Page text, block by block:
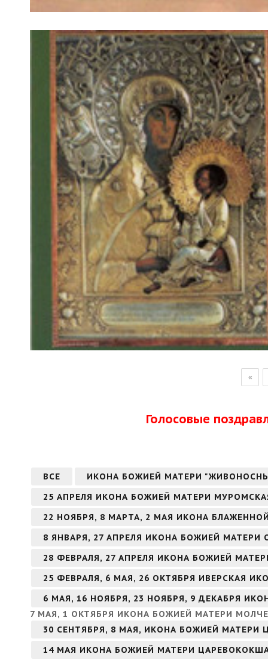
«
Голосовые
ВСЕ
ИКОНА БОЖИЕЙ МАТЕРИ
25 АПРЕЛЯ ИКОНА БОЖИЕЙ МАТЕРИ
22 НОЯБРЯ, 8 МАРТА, 2 МАЯ ИКОНА
8 ЯНВАРЯ, 27 АПРЕЛЯ ИКОНА БОЖИЕЙ МАТЕРИ
28 ФЕВРАЛЯ, 27 АПРЕЛЯ ИКОНА БОЖИЕЙ
25 ФЕВРАЛЯ, 6 МАЯ, 26 ОКТЯБРЯ ИВЕРСКАЯ
6 МАЯ, 16 НОЯБРЯ, 23 НОЯБРЯ, 9 ДЕКАБРЯ
7 МАЯ, 1 ОКТЯБРЯ ИКОНА БОЖИЕЙ МАТЕРИ
30 СЕНТЯБРЯ, 8 МАЯ, ИКОНА БОЖИЕЙ МАТЕРИ
14 МАЯ ИКОНА БОЖИЕЙ МАТЕРИ